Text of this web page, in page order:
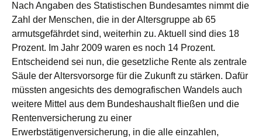
Nach Angaben des Statistischen Bundesamtes nimmt die
Zahl der Menschen, die in der Altersgruppe ab 65
armutsgefährdet sind, weiterhin zu. Aktuell sind dies 18
Prozent. Im Jahr 2009 waren es noch 14 Prozent.
Entscheidend sei nun, die gesetzliche Rente als zentrale
Säule der Altersvorsorge für die Zukunft zu stärken. Dafür
müssten angesichts des demografischen Wandels auch
weitere Mittel aus dem Bundeshaushalt fließen und die
Rentenversicherung zu einer
Erwerbstätigenversicherung, in die alle einzahlen,